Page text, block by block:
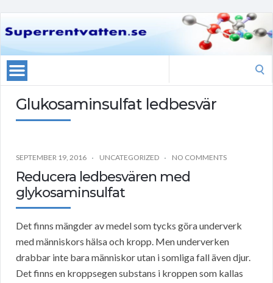
Glukosaminsulfat ledbesvär
SEPTEMBER 19, 2016 UNCATEGORIZED NO COMMENTS
Reducera ledbesvären med
glykosaminsulfat
Det finns mängder av medel som tycks göra underverk
med människors hälsa och kropp. Men underverken
drabbar inte bara människor utan i somliga fall även djur.
Det finns en kroppsegen substans i kroppen som kallas